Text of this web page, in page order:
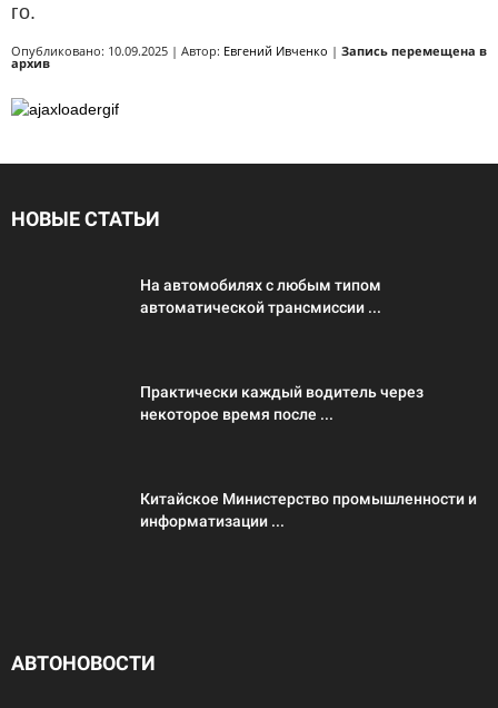
го.
Опубликовано: 10.09.2025 | Автор: Евгений Ивченко | Запись перемещена в
архив
НОВЫЕ СТАТЬИ
На автомобилях с любым типом
автоматической трансмиссии ...
Практически каждый водитель через
некоторое время после ...
Китайское Министерство промышленности и
информатизации ...
АВТОНОВОСТИ